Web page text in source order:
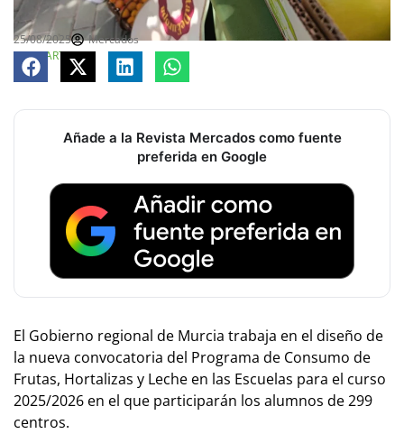
25/08/2025
Mercados
COMPARTE
Añade a la Revista Mercados como fuente
preferida en Google
El Gobierno regional de Murcia trabaja en el diseño de
la nueva convocatoria del Programa de Consumo de
Frutas, Hortalizas y Leche en las Escuelas para el curso
2025/2026 en el que participarán los alumnos de 299
centros.